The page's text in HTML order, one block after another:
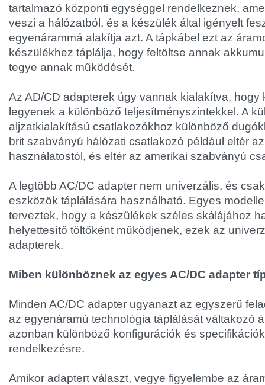
tartalmazó központi egységgel rendelkeznek,
veszi a hálózatból, és a készülék által igényelt
egyenárammá alakítja azt. A tápkábel ezt az
készülékhez táplálja, hogy feltöltse annak
tegye annak működését.
Az AD/CD adapterek úgy vannak kialakítva, hogy
legyenek a különböző teljesítményszintekkel. A
aljzatkialakítású csatlakozókhoz különböző
brit szabványú hálózati csatlakozó például eltér
használatostól, és eltér az amerikai szabványú
A legtöbb AC/DC adapter nem univerzális, és
eszközök táplálására használható. Egyes
terveztek, hogy a készülékek széles skálájához
helyettesítő töltőként működjenek, ezek az
adapterek.
Miben különböznek az egyes AC/DC adapter
Minden AC/DC adapter ugyanazt az egyszerű
az egyenáramú technológia táplálását váltakozó
azonban különböző konfigurációk és
rendelkezésre.
Amikor adaptert választ, vegye figyelembe az